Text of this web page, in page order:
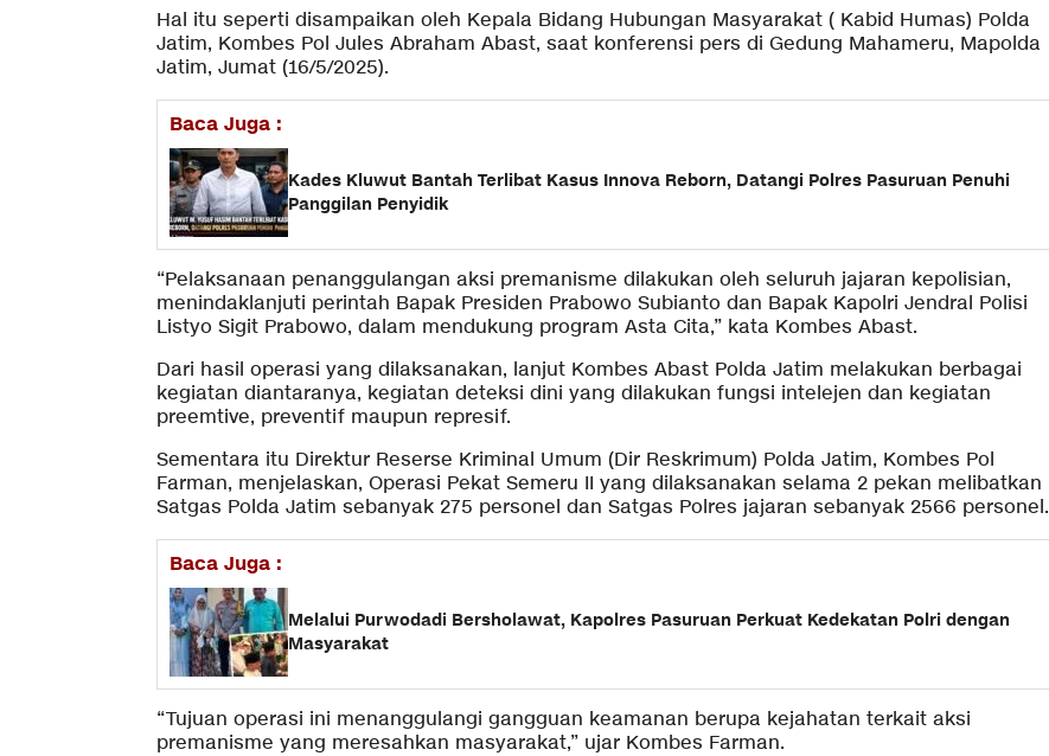
Hal itu seperti disampaikan oleh Kepala Bidang Hubungan Masyarakat ( Kabid Humas) Polda
Jatim, Kombes Pol Jules Abraham Abast, saat konferensi pers di Gedung Mahameru, Mapolda
Jatim, Jumat (16/5/2025).
Baca Juga :
Kades Kluwut Bantah Terlibat Kasus Innova Reborn, Datangi Polres Pasuruan Penuhi
Panggilan Penyidik
“Pelaksanaan penanggulangan aksi premanisme dilakukan oleh seluruh jajaran kepolisian,
menindaklanjuti perintah Bapak Presiden Prabowo Subianto dan Bapak Kapolri Jendral Polisi
Listyo Sigit Prabowo, dalam mendukung program Asta Cita,” kata Kombes Abast.
Dari hasil operasi yang dilaksanakan, lanjut Kombes Abast Polda Jatim melakukan berbagai
kegiatan diantaranya, kegiatan deteksi dini yang dilakukan fungsi intelejen dan kegiatan
preemtive, preventif maupun represif.
Sementara itu Direktur Reserse Kriminal Umum (Dir Reskrimum) Polda Jatim, Kombes Pol
Farman, menjelaskan, Operasi Pekat Semeru II yang dilaksanakan selama 2 pekan melibatkan
Satgas Polda Jatim sebanyak 275 personel dan Satgas Polres jajaran sebanyak 2566 personel.
Baca Juga :
Melalui Purwodadi Bersholawat, Kapolres Pasuruan Perkuat Kedekatan Polri dengan
Masyarakat
“Tujuan operasi ini menanggulangi gangguan keamanan berupa kejahatan terkait aksi
premanisme yang meresahkan masyarakat,” ujar Kombes Farman.